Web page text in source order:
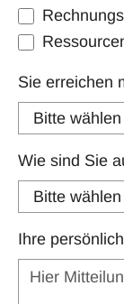
Sie erreichen
Wie sind Sie
Ihre